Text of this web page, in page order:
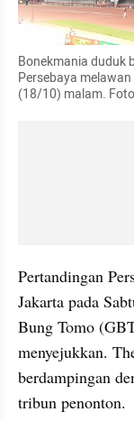
Bonekmania duduk
Persebaya
(18/10) malam.
Pertandingan
Jakarta pada
Bung Tomo
menyejukkan.
berdampingan
tribun penonton.